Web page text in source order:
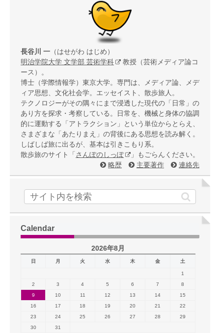
長谷川 一 （はせがわ はじめ）
明治学院大学 文学部 芸術学科
教授（芸術メディア論コ
ース）。
博士（学際情報学）東京大学。専門は、メディア論、メデ
ィア思想、文化社会学。エッセイスト、散歩旅人。
テクノロジーがその隅々にまで浸透した現代の「日常」の
あり方を探求・考察している。日常を、機械と身体の協調
的に運動する「アトラクション」という単位からとらえ、
さまざまな「あたりまえ」の背後にある思想を読み解く。
しばしば旅に出るが、基本は引きこもり系。
散歩旅のサイト「 さんぽのしっぽ
」もごらんください。
略歴
主要著作 連絡先
Calendar
2026年8月
日 月 火 水 木 金 土
1
2
3 4 5 6 7
8
9
10 11 12 13 14
15
16
17 18 19 20 21
22
23
24 25 26 27 28
29
30
31